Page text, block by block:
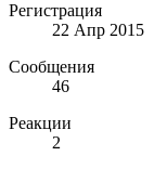
Регистрация
22 Апр 2015
Сообщения
46
Реакции
2